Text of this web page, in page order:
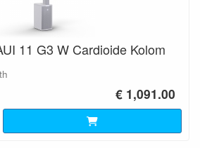
11 G3 W Cardioide Kolom
€ 1,091.00